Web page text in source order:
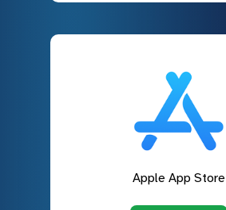
Apple App Store